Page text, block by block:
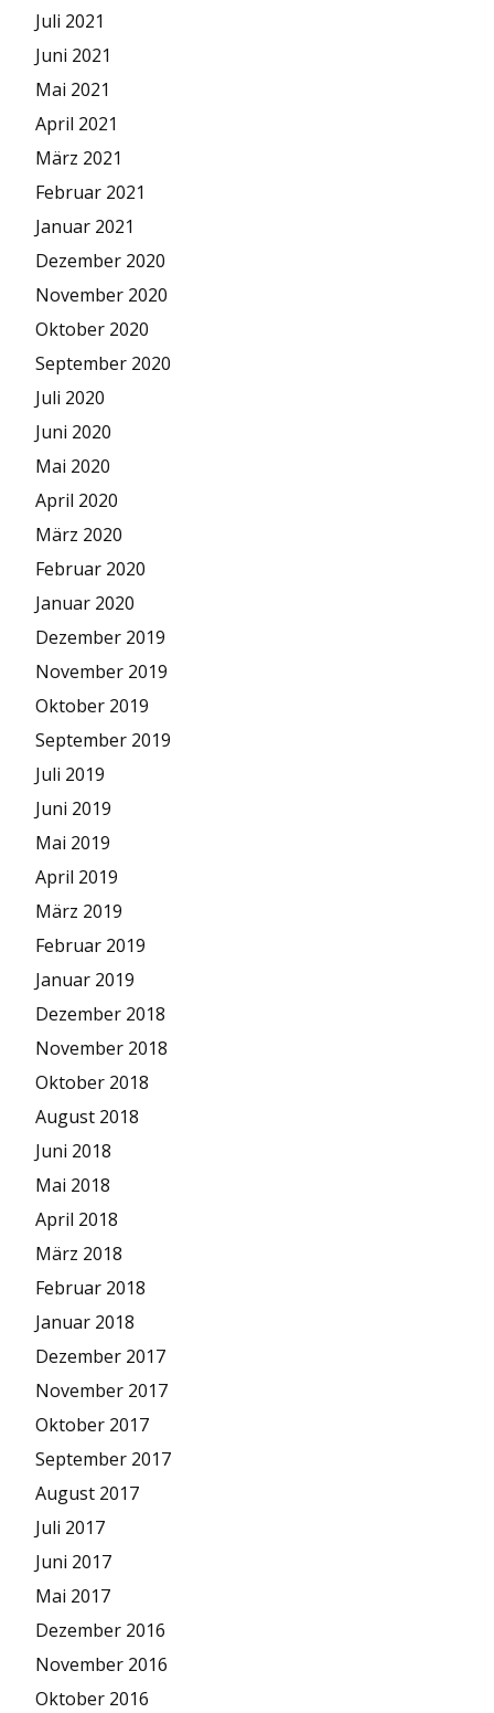
Juli 2021
Juni 2021
Mai 2021
April 2021
März 2021
Februar 2021
Januar 2021
Dezember 2020
November 2020
Oktober 2020
September 2020
Juli 2020
Juni 2020
Mai 2020
April 2020
März 2020
Februar 2020
Januar 2020
Dezember 2019
November 2019
Oktober 2019
September 2019
Juli 2019
Juni 2019
Mai 2019
April 2019
März 2019
Februar 2019
Januar 2019
Dezember 2018
November 2018
Oktober 2018
August 2018
Juni 2018
Mai 2018
April 2018
März 2018
Februar 2018
Januar 2018
Dezember 2017
November 2017
Oktober 2017
September 2017
August 2017
Juli 2017
Juni 2017
Mai 2017
Dezember 2016
November 2016
Oktober 2016